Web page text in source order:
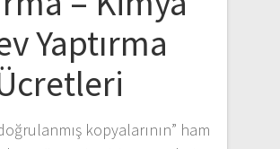
Yaptırma
kopyalarının” ham